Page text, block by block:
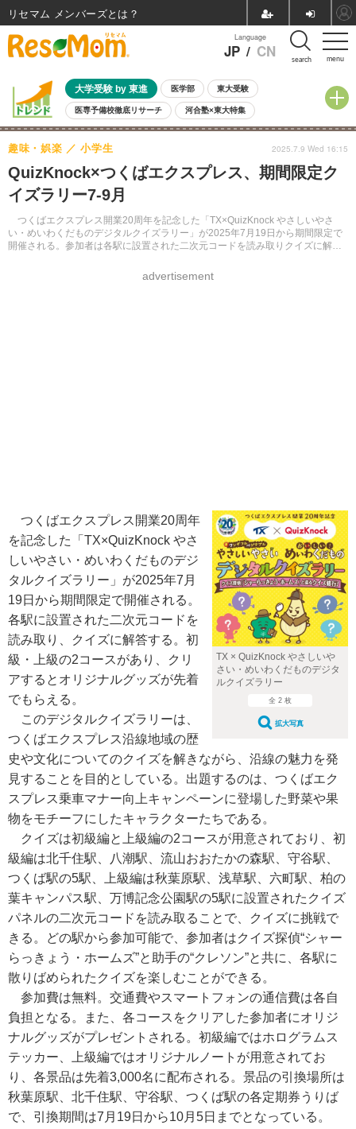
menu
Language
JP / CN search
大学受験 by 東進 医学部 東大受験
医専予備校徹底リサーチ 河合塾×東大特集
親子で考える大学選び 高校受験 中学受験 小学校受験
共通テスト 夏休み
8月開催イベント・WS 全国公立高校 過去問 人気記事
自由研究教材（小学生向け）
QuizKnock×つくばエクスプレス、期間限定ク
イズラリー7-9月
つくばエクスプレス開業20周年を記念した「TX×QuizKnock やさしいやさ
い・めいわくだものデジタルクイズラリー」が2025年7月19日から期間限定で
開催される。参加者は各駅に設置された二次元コードを読み取りクイズに解答
趣味・娯楽 小学生
advertisement
2025.7.9 Wed 16:15
TX × QuizKnock やさしいや
さい・めいわくだものデジタ
ルクイズラリー
全 2 枚
拡大写真
つくばエクスプレス開業20周年
を記念した「TX×QuizKnock やさ
しいやさい・めいわくだものデジ
タルクイズラリー」が2025年7月
19日から期間限定で開催される。
各駅に設置された二次元コードを
読み取り、クイズに解答する。初
級・上級の2コースがあり、クリ
アするとオリジナルグッズが先着
でもらえる。
このデジタルクイズラリーは、
つくばエクスプレス沿線地域の歴
史や文化についてのクイズを解きながら、沿線の魅力を発
見することを目的としている。出題するのは、つくばエク
スプレス乗車マナー向上キャンペーンに登場した野菜や果
物をモチーフにしたキャラクターたちである。
クイズは初級編と上級編の2コースが用意されており、初
級編は北千住駅、八潮駅、流山おおたかの森駅、守谷駅、
つくば駅の5駅、上級編は秋葉原駅、浅草駅、六町駅、柏の
葉キャンパス駅、万博記念公園駅の5駅に設置されたクイズ
パネルの二次元コードを読み取ることで、クイズに挑戦で
きる。どの駅から参加可能で、参加者はクイズ探偵“シャー
らっきょう・ホームズ”と助手の“クレソン”と共に、各駅に
散りばめられたクイズを楽しむことができる。
参加費は無料。交通費やスマートフォンの通信費は各自
負担となる。また、各コースをクリアした参加者にオリジ
ナルグッズがプレゼントされる。初級編ではホログラムス
テッカー、上級編ではオリジナルノートが用意されてお
り、各景品は先着3,000名に配布される。景品の引換場所は
秋葉原駅、北千住駅、守谷駅、つくば駅の各定期券うりば
で、引換期間は7月19日から10月5日までとなっている。
リセマム メンバーズ